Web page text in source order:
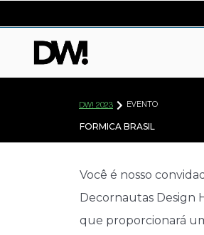
DW! 2023 EVENTO
FORMICA BRASIL
Você é nosso
Decornautas Design
que proporcionará